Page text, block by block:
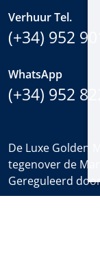
Verhuur Tel.
(+34) 952
WhatsApp
(+34) 952
De Luxe Golden
tegenover de
Gereguleerd